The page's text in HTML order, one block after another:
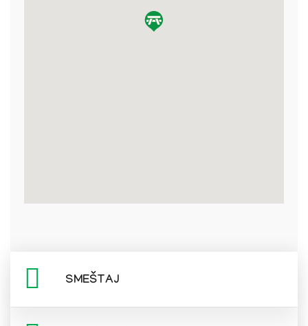
SMEŠTAJ